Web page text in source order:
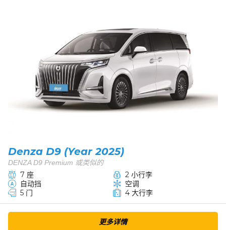
Denza D9 (Year 2025)
DENZA D9 Premium 或类似的
7 座
2 小行李
自动挡
空调
5 门
4 大行李
更多详情